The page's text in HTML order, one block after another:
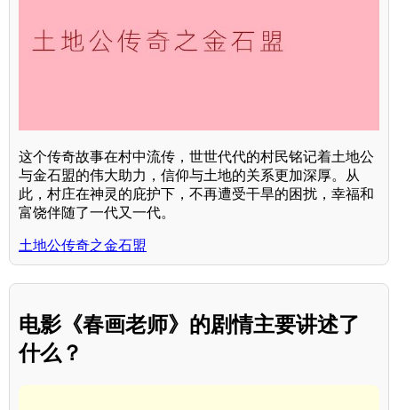
这个传奇故事在村中流传，世世代代的村民铭记着土地公
与金石盟的伟大助力，信仰与土地的关系更加深厚。从
此，村庄在神灵的庇护下，不再遭受干旱的困扰，幸福和
富饶伴随了一代又一代。
土地公传奇之金石盟
电影《春画老师》的剧情主要讲述了
什么？